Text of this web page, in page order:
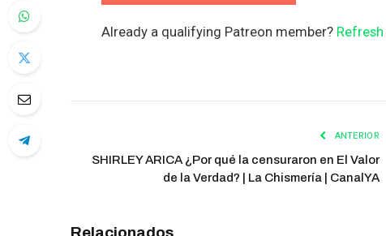
Already a qualifying Patreon member? Refresh
ANTERIOR
SHIRLEY ARICA ¿Por qué la censuraron en El Valor
de la Verdad? | La Chismería | CanalYA
Relacionados